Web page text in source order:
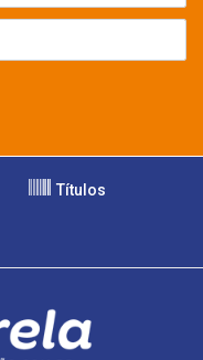
Títulos